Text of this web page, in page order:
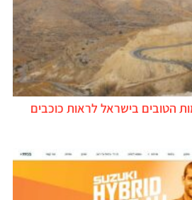
הטובים בישראל לראות כוכבים